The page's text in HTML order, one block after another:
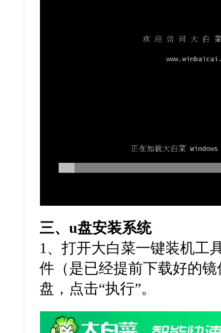
三、u盘安装系统
1 、打开大白菜一键装机工
件（是已经提前下载好的
盘，点击“执行”。